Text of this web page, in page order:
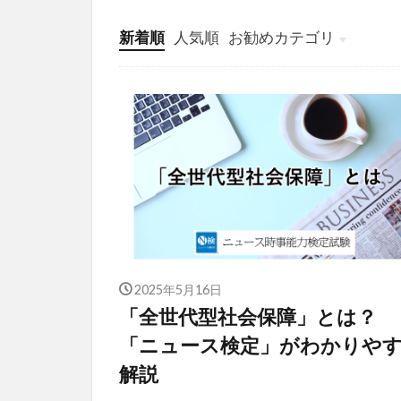
新着順 人気順 お勧めカテゴリ
投稿
学び
マンガ
電子書籍
2025年5月16日
「全世代型社会保障」とは？
「ニュース検定」がわかりや
解説